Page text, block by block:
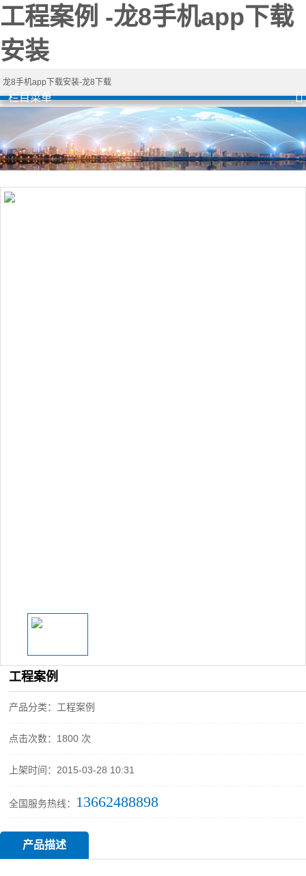
工程案例 -龙8手机app下载
安装
龙8手机app下载安装-龙8下载
栏目菜单
工程案例
产品分类：工程案例
点击次数：1800 次
上架时间：2015-03-28 10:31
全国服务热线： 13662488898
产品描述